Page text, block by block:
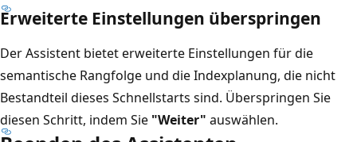
Erweiterte Einstellungen überspringen
Der Assistent bietet erweiterte Einstellungen für die
semantische Rangfolge und die Indexplanung, die nicht
Bestandteil dieses Schnellstarts sind. Überspringen Sie
diesen Schritt, indem Sie "Weiter" auswählen.